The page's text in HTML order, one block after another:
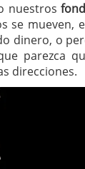
nuestros
se mueven,
dinero, o
parezca
direcciones.